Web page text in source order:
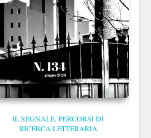
IL SEGNALE. PERCORSI DI
RICERCA LETTERARIA